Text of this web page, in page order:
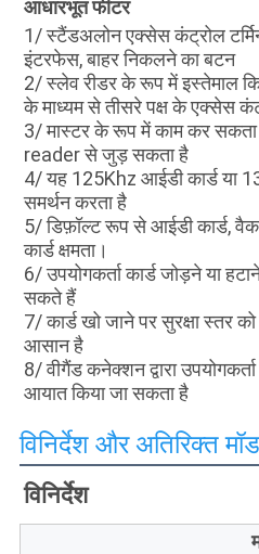
आधारभूत फीटर
1/ स्टैंडअलोन एक्सेस कंट्रोल
इंटरफेस, बाहर निकलने का बटन
2/ स्लेव रीडर के रूप में इस्तेमाल
के माध्यम से तीसरे पक्ष के एक्सेस
3/ मास्टर के रूप में काम कर
reader से जुड़ सकता है
4/ यह 125Khz आईडी कार्ड या
समर्थन करता है
5/ डिफ़ॉल्ट रूप से आईडी कार्ड,
कार्ड क्षमता।
6/ उपयोगकर्ता कार्ड जोड़ने या
सकते हैं
7/ कार्ड खो जाने पर सुरक्षा स्तर
आसान है
8/ वीगैंड कनेक्शन द्वारा
आयात किया जा सकता है
विनिर्देश और अतिरिक्त
विनिर्देश